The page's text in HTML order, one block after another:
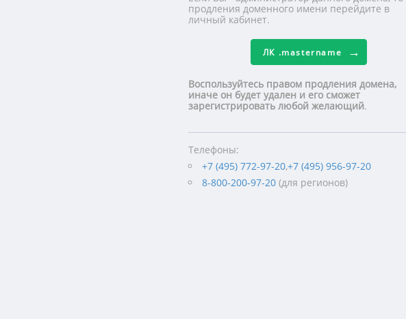
продления доменного имени перейдите в
личный кабинет.
ЛК .mastername
Воспользуйтесь правом продления домена,
иначе он будет удален и его сможет
зарегистрировать любой желающий.
Телефоны:
+7 (495) 772-97-20,+7 (495) 956-97-20
8-800-200-97-20 (для регионов)